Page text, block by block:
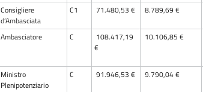
Consigliere
d’Ambasciata
C1 71.480,53 € 8.789,69 €
Ambasciatore C
108.417,19
€
10.106,85 €
Ministro
Plenipotenziario
C 91.946,53 € 9.790,04 €